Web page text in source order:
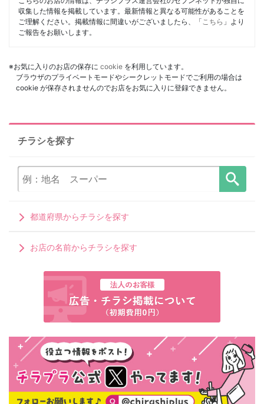
収集した情報を掲載しています。最新情報と異なる可能性があることを
ご理解ください。掲載情報に間違いがございましたら、「 こちら 」より
ご報告をお願いします。
※お気に入りのお店の保存に cookie を利用しています。
ブラウザのプライベートモードやシークレットモードでご利用の場合は
cookie が保存されませんのでお店をお気に入りに登録できません。
チラシを探す
都道府県からチラシを探す
お店の名前からチラシを探す